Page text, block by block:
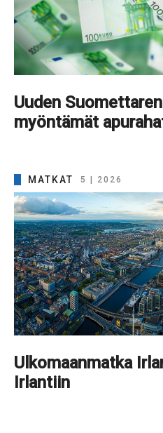
Uuden
myöntämät
MATKAT 5 | 2026
Ulkomaanmatka
Irlantiin